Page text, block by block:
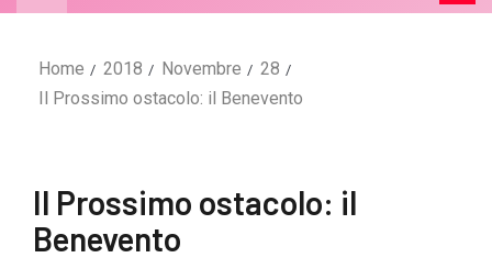
Home 2018 Novembre
28
Il Prossimo ostacolo: il Benevento
Il Prossimo ostacolo: il
Benevento